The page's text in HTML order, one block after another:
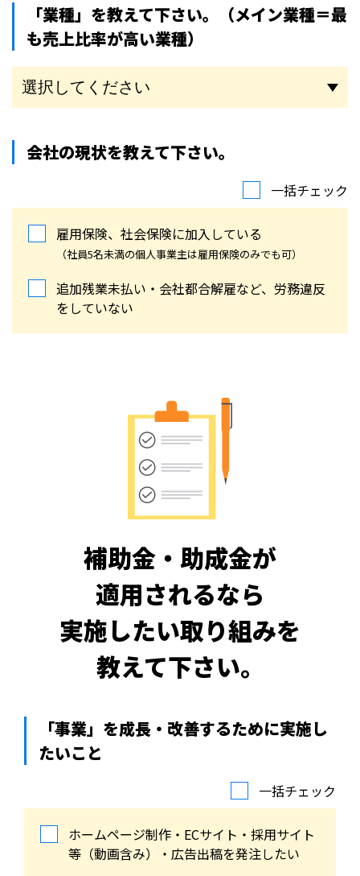
「業種」を教えて下さい。
（メイン業種＝最
も売上比率が高い業種）
会社の現状を教えて下さい。
一括チェック
雇用保険、社会保険に加入している
（社員5名未満の個人事業主は雇用保険のみでも可）
追加残業未払い・会社都合解雇など、労務違反
をしていない
補助金・助成金が
適用されるなら
実施したい取り組みを
教えて下さい。
「事業」を成長・改善するために実施し
たいこと
一括チェック
ホームページ制作・ECサイト・採用サイト
等（動画含み）・広告出稿を発注したい